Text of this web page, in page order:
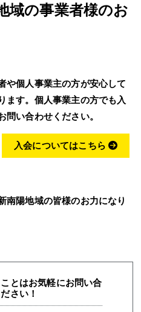
域の事業者様のお
や個人事業主の方が安心して
ます。個人事業主の方でも入
い合わせください。
入会についてはこちら
南陽地域の皆様のお力になり
とはお気軽にお問い合
さい！